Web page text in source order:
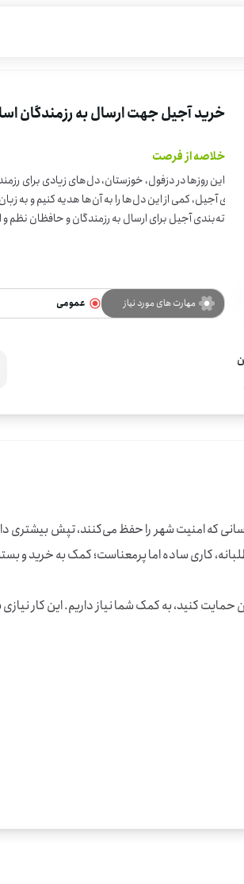
خرید آجیل جهت ارسال به رزمندگان
خلاصه از فرصت
این روزها در دزفول، خوزستان، دل‌های زیادی برای
ای آجیل، کمی از این دل‌ها را به آن‌ها هدیه کنیم و به
مهارت های مورد نیاز
عمومی
حمایت کنید، به کمک شما نیاز داریم. این کار